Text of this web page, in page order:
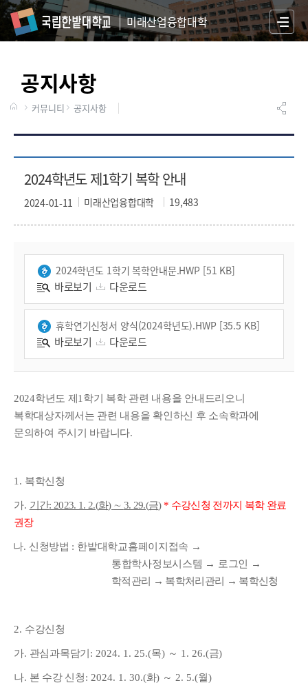
미래산업융합대학
S
I
공지사항
커뮤니티 공지사항
2024학년도 제1학기 복학 안내
미래산업융합대학 19,483
2024-01-11
2024학년도 1학기 복학안내문.HWP [51 KB]
바로보기 다운로드
휴학연기신청서 양식(2024학년도).HWP [35.5 KB]
바로보기 다운로드
2024학년도 제1학기 복학 관련 내용을 안내드리오니
복학대상자께서는 관련 내용을 확인하신 후 소속학과에
문의하여 주시기 바랍니다.
1. 복학신청
가. 기간: 2023. 1. 2.(화) ∼ 3. 29.(금) * 수강신청 전까지 복학 완료
권장
나. 신청방법 : 한밭대학교홈페이지접속 →
통합학사정보시스템 → 로그인 →
학적관리
→ 복학처리관리 → 복학신청
2. 수강신청
가. 관심과목담기 : 2024. 1. 25.(목) ～ 1. 26.(금)
나. 본 수강 신청: 2024. 1. 30.(화) ～2. 5.(월)